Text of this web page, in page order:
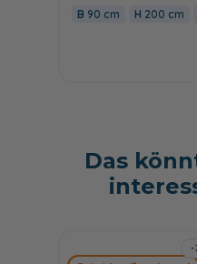
90 cm 200 cm
Das
-